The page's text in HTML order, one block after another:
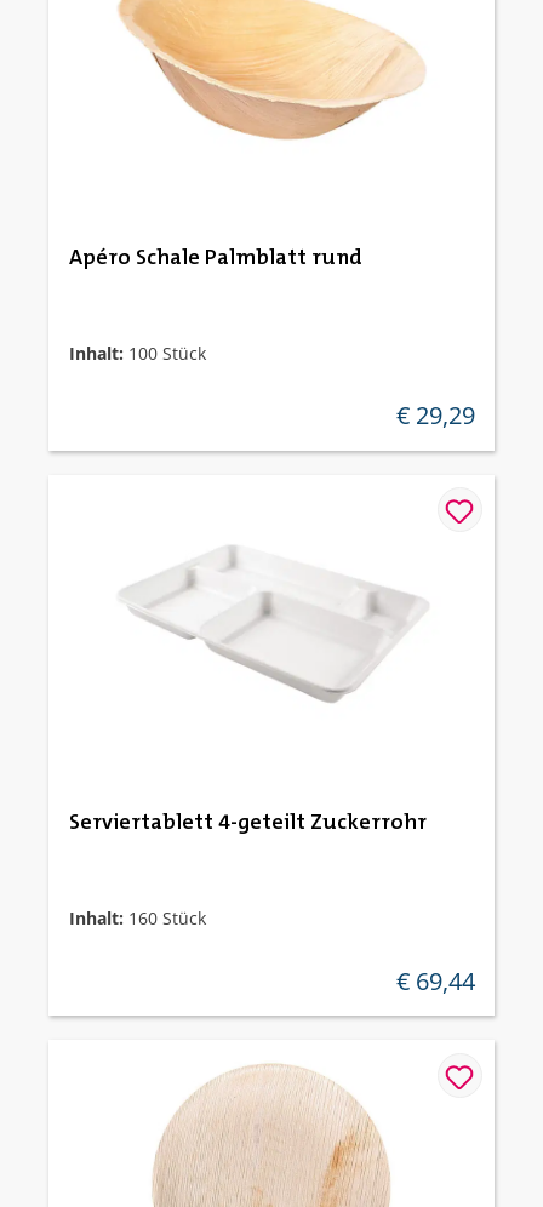
Apéro Schale Palmblatt rund
Inhalt: 100 Stück
regulärer preis:
€ 29,29
Serviertablett 4-geteilt Zuckerrohr
Inhalt: 160 Stück
regulärer preis:
€ 69,44